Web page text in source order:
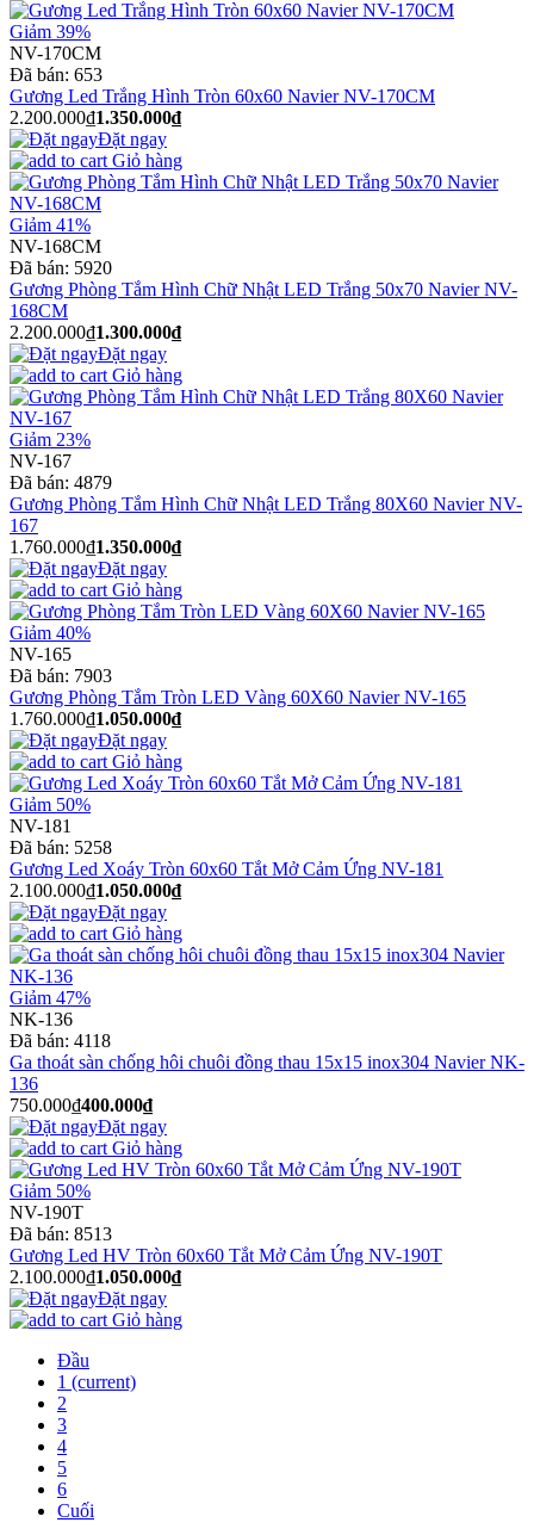
Giảm 39%
NV-170CM
Đã bán: 653
Gương Led Trắng Hình Tròn 60x60 Navier NV-170CM
2.200.000₫1.350.000₫
Đặt ngay
Giỏ hàng
Giảm 41%
NV-168CM
Đã bán: 5920
Gương Phòng Tắm Hình Chữ Nhật LED Trắng 50x70 Navier NV-
168CM
2.200.000₫1.300.000₫
Đặt ngay
Giỏ hàng
Giảm 23%
NV-167
Đã bán: 4879
Gương Phòng Tắm Hình Chữ Nhật LED Trắng 80X60 Navier NV-
167
1.760.000₫1.350.000₫
Đặt ngay
Giỏ hàng
Giảm 40%
NV-165
Đã bán: 7903
Gương Phòng Tắm Tròn LED Vàng 60X60 Navier NV-165
1.760.000₫1.050.000₫
Đặt ngay
Giỏ hàng
Giảm 50%
NV-181
Đã bán: 5258
Gương Led Xoáy Tròn 60x60 Tắt Mở Cảm Ứng NV-181
2.100.000₫1.050.000₫
Đặt ngay
Giỏ hàng
Giảm 47%
NK-136
Đã bán: 4118
Ga thoát sàn chống hôi chuôi đồng thau 15x15 inox304 Navier NK-
136
750.000₫400.000₫
Đặt ngay
Giỏ hàng
Giảm 50%
NV-190T
Đã bán: 8513
Gương Led HV Tròn 60x60 Tắt Mở Cảm Ứng NV-190T
2.100.000₫1.050.000₫
Đặt ngay
Giỏ hàng
Đầu
1 (current)
2
3
4
5
6
Cuối